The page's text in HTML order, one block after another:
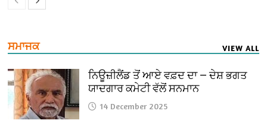
ਸਮਾਜਕ VIEW ALL
ਨਿਊਜ਼ੀਲੈਂਡ ਤੋਂ ਆਏ ਵਫ਼ਦ ਦਾ — ਦੇਸ਼ ਭਗਤ
ਯਾਦਗਾਰ ਕਮੇਟੀ ਵੱਲੋਂ ਸਨਮਾਨ
14 December 2025